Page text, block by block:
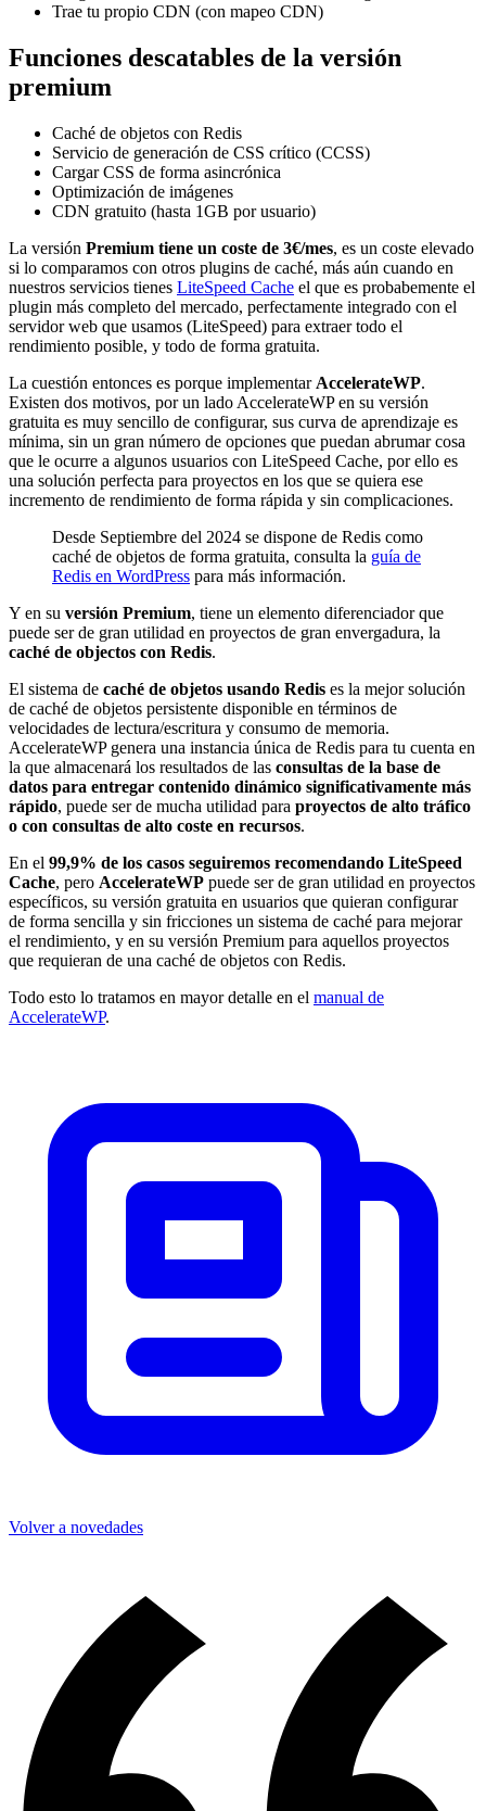
Trae tu propio CDN (con mapeo CDN)
Funciones descatables de la versión
premium
Caché de objetos con Redis
Servicio de generación de CSS crítico (CCSS)
Cargar CSS de forma asincrónica
Optimización de imágenes
CDN gratuito (hasta 1GB por usuario)
La versión Premium tiene un coste de 3€/mes, es un coste elevado
si lo comparamos con otros plugins de caché, más aún cuando en
nuestros servicios tienes LiteSpeed Cache el que es probabemente el
plugin más completo del mercado, perfectamente integrado con el
servidor web que usamos (LiteSpeed) para extraer todo el
rendimiento posible, y todo de forma gratuita.
La cuestión entonces es porque implementar AccelerateWP.
Existen dos motivos, por un lado AccelerateWP en su versión
gratuita es muy sencillo de configurar, sus curva de aprendizaje es
mínima, sin un gran número de opciones que puedan abrumar cosa
que le ocurre a algunos usuarios con LiteSpeed Cache, por ello es
una solución perfecta para proyectos en los que se quiera ese
incremento de rendimiento de forma rápida y sin complicaciones.
Desde Septiembre del 2024 se dispone de Redis como
caché de objetos de forma gratuita, consulta la guía de
Redis en WordPress para más información.
Y en su versión Premium, tiene un elemento diferenciador que
puede ser de gran utilidad en proyectos de gran envergadura, la
caché de objectos con Redis.
El sistema de caché de objetos usando Redis es la mejor solución
de caché de objetos persistente disponible en términos de
velocidades de lectura/escritura y consumo de memoria.
AccelerateWP genera una instancia única de Redis para tu cuenta en
la que almacenará los resultados de las consultas de la base de
datos para entregar contenido dinámico significativamente más
rápido, puede ser de mucha utilidad para proyectos de alto tráfico
o con consultas de alto coste en recursos.
En el 99,9% de los casos seguiremos recomendando LiteSpeed
Cache, pero AccelerateWP puede ser de gran utilidad en proyectos
específicos, su versión gratuita en usuarios que quieran configurar
de forma sencilla y sin fricciones un sistema de caché para mejorar
el rendimiento, y en su versión Premium para aquellos proyectos
que requieran de una caché de objetos con Redis.
Todo esto lo tratamos en mayor detalle en el manual de
AccelerateWP.
Volver a novedades